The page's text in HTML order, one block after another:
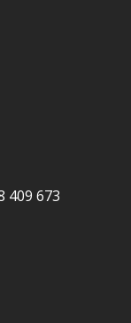
409 673